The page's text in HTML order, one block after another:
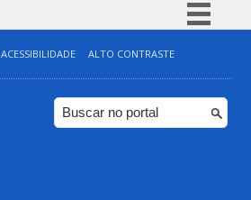
Simplifique!
Comunica BR
Participe
ACESSIBILIDADE
ALTO CONTRASTE